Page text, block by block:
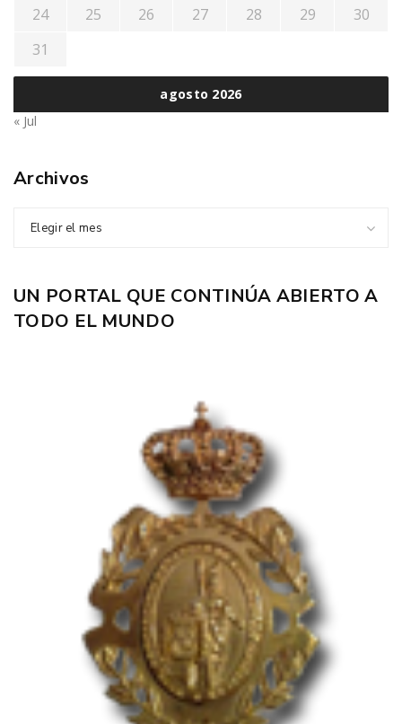
agosto 2026
24
25 26 27 28 29
30
31
« Jul
Archivos
Elegir el mes
UN PORTAL QUE CONTINÚA ABIERTO A
TODO EL MUNDO